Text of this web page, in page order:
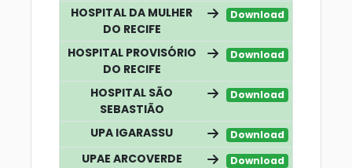
HOSPITAL DA MULHER
DO RECIFE
Download
HOSPITAL PROVISÓRIO
DO RECIFE
Download
HOSPITAL SÃO
SEBASTIÃO
Download
UPA IGARASSU Download
UPAE ARCOVERDE Download